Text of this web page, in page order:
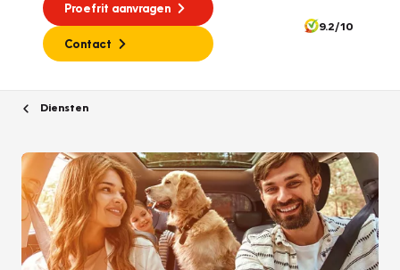
Proefrit aanvragen
Contact
9.2/10
Diensten